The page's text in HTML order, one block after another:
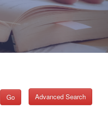
Go
Advanced Search